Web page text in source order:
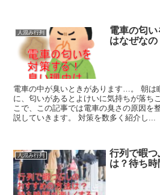
人混み行列
電車の匂
はなぜなの
電車の中が臭いときがあります…。 朝は
に、匂いがあるとよけいに気持ちが落ち
こで、この記事では電車の臭さの原因を
説していきます。 対策を数多く紹介し...
人混み行列
行列で暇
は？待ち時